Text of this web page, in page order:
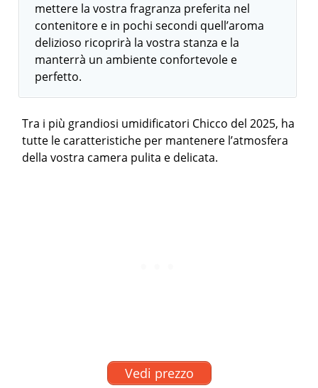
mettere la vostra fragranza preferita nel
contenitore e in pochi secondi quell’aroma
delizioso ricoprirà la vostra stanza e la
manterrà un ambiente confortevole e
perfetto.
Tra i più grandiosi umidificatori Chicco del 2025, ha
tutte le caratteristiche per mantenere l’atmosfera
della vostra camera pulita e delicata.
Vedi prezzo